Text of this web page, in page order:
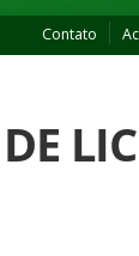
Contato